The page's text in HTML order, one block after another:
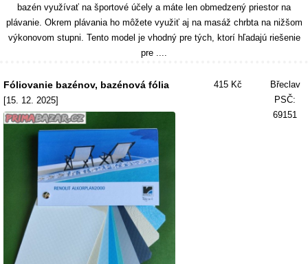
bazén využívať na športové účely a máte len obmedzený priestor na
plávanie. Okrem plávania ho môžete využiť aj na masáž chrbta na nižšom
výkonovom stupni. Tento model je vhodný pre tých, ktorí hľadajú riešenie
pre ....
Fóliovanie bazénov, bazénová fólia
[15. 12. 2025]
415 Kč
Břeclav
PSČ:
69151